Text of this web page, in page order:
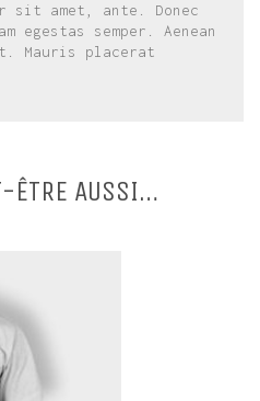
sit amet, ante. Donec
egestas semper. Aenean
Mauris placerat
ÊTRE AUSSI…